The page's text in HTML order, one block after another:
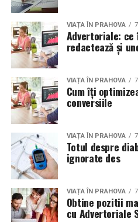
VIAȚA ÎN PRAHOVA
Advertoriale: ce
redactează și
VIAȚA ÎN PRAHOVA
Cum îți
conversiile
VIAȚA ÎN PRAHOVA
Totul despre
ignorate des
VIAȚA ÎN PRAHOVA
Obtine pozitii
cu Advertoriale